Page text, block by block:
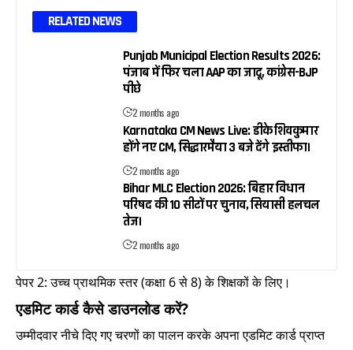
RELATED NEWS
Punjab Municipal Election Results 2026:
पंजाब में फिर चला AAP का जादू, कांग्रेस-BJP
पीछे
2 months ago
Karnataka CM News Live: डीके शिवकुमार
होंगे नए CM, सिद्धारमैया 3 बजे देंगे इस्तीफा।
2 months ago
Bihar MLC Election 2026: बिहार विधान
परिषद की 10 सीटों पर चुनाव, सियासी हलचल
तेज।
2 months ago
पेपर 2: उच्च प्राथमिक स्तर (कक्षा 6 से 8) के शिक्षकों के लिए।
एडमिट कार्ड कैसे डाउनलोड करें?
उम्मीदवार नीचे दिए गए चरणों का पालन करके अपना एडमिट कार्ड प्राप्त